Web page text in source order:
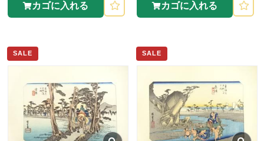
カゴに入れる カゴに入れる
SALE SALE